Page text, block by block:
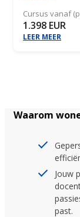
Cursus vanaf
1.398 EUR
LEER MEER
Waarom
Jouw
past.